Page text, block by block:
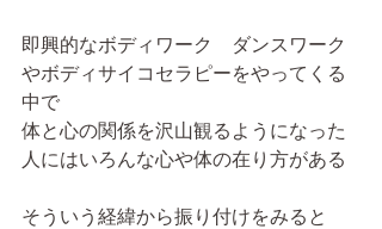
即興的なボディワーク　ダンスワーク
やボディサイコセラピーをやってくる
中で
体と心の関係を沢山観るようになった
人にはいろんな心や体の在り方がある
そういう経緯から振り付けをみると